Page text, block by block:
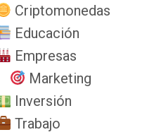
Criptomonedas
Educación
Empresas
Marketing
Inversión
Trabajo